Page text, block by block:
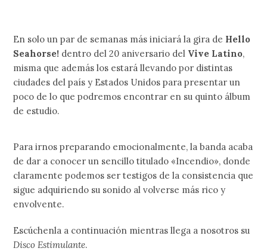
En solo un par de semanas más iniciará la gira de Hello
Seahorse! dentro del 20 aniversario del Vive Latino,
misma que además los estará llevando por distintas
ciudades del país y Estados Unidos para presentar un
poco de lo que podremos encontrar en su quinto álbum
de estudio.
Para irnos preparando emocionalmente, la banda acaba
de dar a conocer un sencillo titulado «Incendio», donde
claramente podemos ser testigos de la consistencia que
sigue adquiriendo su sonido al volverse más rico y
envolvente.
Escúchenla a continuación mientras llega a nosotros su
Disco Estimulante.